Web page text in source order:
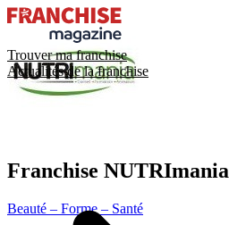
Trouver ma franchise
Actualités de la franchise
Franchise NUTRImania
Beauté – Forme – Santé